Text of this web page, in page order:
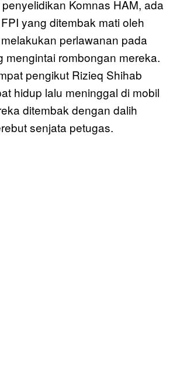
Komnas HAM, ada
yang ditembak mati oleh
perlawanan pada
mengintai rombongan mereka.
pengikut Rizieq Shihab
hidup lalu meninggal di mobil
ditembak dengan dalih
senjata petugas.